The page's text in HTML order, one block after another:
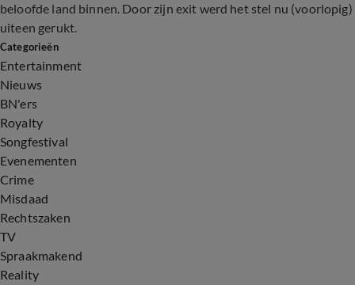
beloofde land binnen. Door zijn exit werd het stel nu (voorlopig)
uiteen gerukt.
Categorieën
Entertainment
Nieuws
BN'ers
Royalty
Songfestival
Evenementen
Crime
Misdaad
Rechtszaken
TV
Spraakmakend
Reality